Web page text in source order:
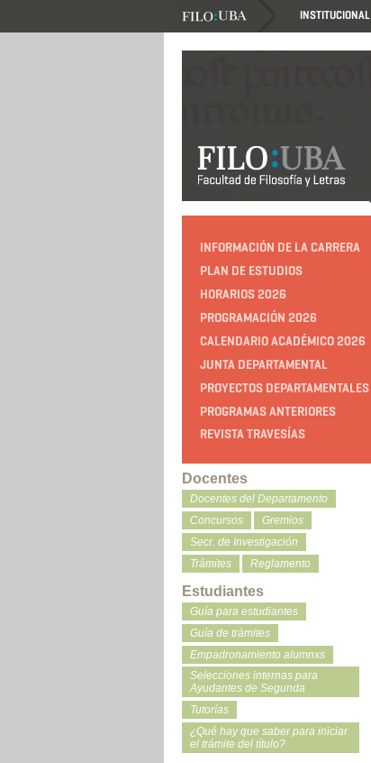
INSTITUCIONAL
INFORMACIÓN DE LA CARRERA
PLAN DE ESTUDIOS
HORARIOS 2026
PROGRAMACIÓN 2026
CALENDARIO ACADÉMICO 2026
JUNTA DEPARTAMENTAL
PROYECTOS DEPARTAMENTALES
PROGRAMAS ANTERIORES
REVISTA TRAVESÍAS
Docentes
Docentes del Departamento
Concursos
Gremios
Secr. de Investigación
Trámites
Reglamento
Estudiantes
Guía para estudiantes
Guía de trámites
Empadronamiento alumnxs
Selecciones internas para
Ayudantes de Segunda
Tutorías
¿Qué hay que saber para iniciar
el trámite del título?